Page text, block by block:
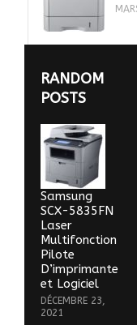
RANDOM
POSTS
Samsung
SCX-5835FN
Laser
Multifonction
Pilote
D’imprimante
et Logiciel
DÉCEMBRE 23,
2021